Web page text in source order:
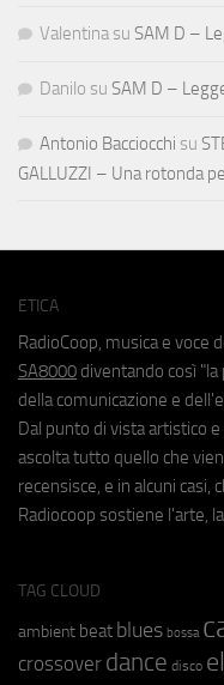
Valentina su SAM D –
Danilo su SAM D –
Antonio Bacciocchi su
GALLUZZI – Una rotonda
ETICA
RadioCoop, musica e voce
SA8000 diventando così
della comunicazione e
Dal punto di vista artistico
ascolta tutto quello che
recensisce, e in alcuni casi,
Radiocoop sostiene l'arte,
TAG CLOUD
ambient beat blues bossa
crossover dance disco